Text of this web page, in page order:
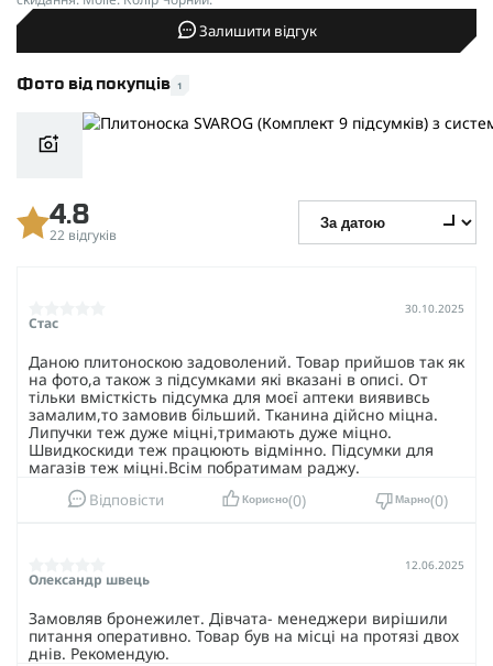
Залишити відгук
Фото від покупців 1
4.8
22 відгуків
Стас
30.10.2025
Даною плитоноскою задоволений. Товар прийшов так як
на фото,а також з підсумками які вказані в описі. От
тільки вмісткість підсумка для моєї аптеки виявивсь
замалим,то замовив більший. Тканина дійсно міцна.
Липучки теж дуже міцні,тримають дуже міцно.
Швидкоскиди теж працюють відмінно. Підсумки для
магазів теж міцні.Всім побратимам раджу.
Відповісти Корисно 0 Марно 0
Олександр швець
12.06.2025
Замовляв бронежилет. Дівчата- менеджери вирішили
питання оперативно. Товар був на місці на протязі двох
днів. Рекомендую.